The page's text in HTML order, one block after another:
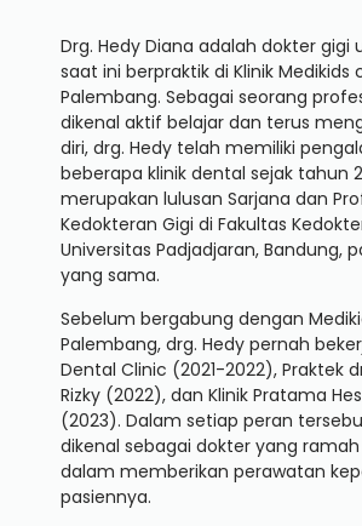
Drg. Hedy Diana adalah dokter gigi
saat ini berpraktik di Klinik Medikids
Palembang. Sebagai seorang
dikenal aktif belajar dan terus
diri, drg. Hedy telah memiliki
beberapa klinik dental sejak tahun
merupakan lulusan Sarjana dan
Kedokteran Gigi di Fakultas
Universitas Padjadjaran, Bandung,
yang sama.
Sebelum bergabung dengan
Palembang, drg. Hedy pernah
Dental Clinic (2021-2022), Praktek
Rizky (2022), dan Klinik Pratama
(2023). Dalam setiap peran
dikenal sebagai dokter yang
dalam memberikan perawatan
pasiennya.